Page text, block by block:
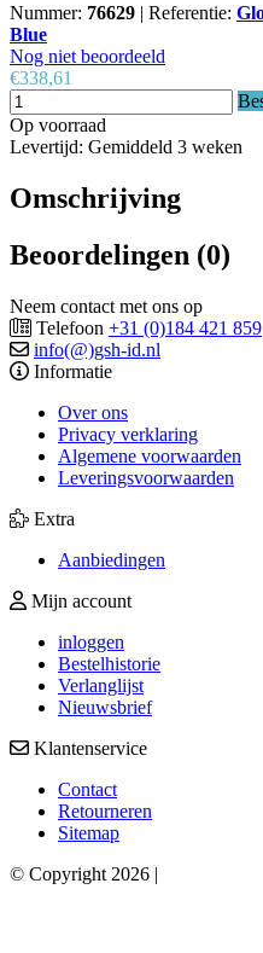
Nummer: 76629 | Referentie:
Blue
Nog niet beoordeeld
€338,61
Op voorraad
Levertijd: Gemiddeld 3 weken
Omschrijving
Beoordelingen (0)
Neem contact met ons op
Telefoon +31 (0)184 421 859
info(@)gsh-id.nl
Informatie
Over ons
Privacy verklaring
Algemene voorwaarden
Leveringsvoorwaarden
Extra
Aanbiedingen
Mijn account
inloggen
Bestelhistorie
Verlanglijst
Nieuwsbrief
Klantenservice
Contact
Retourneren
Sitemap
© Copyright 2026 |